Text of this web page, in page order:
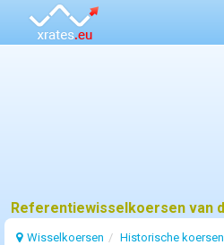
Wisselkoersen Historische koersen